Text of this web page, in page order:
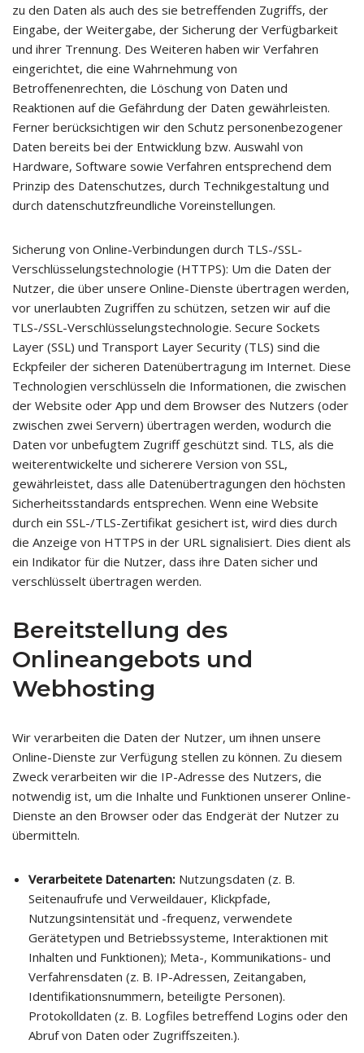
zu den Daten als auch des sie betreffenden Zugriffs, der
Eingabe, der Weitergabe, der Sicherung der Verfügbarkeit
und ihrer Trennung. Des Weiteren haben wir Verfahren
eingerichtet, die eine Wahrnehmung von
Betroffenenrechten, die Löschung von Daten und
Reaktionen auf die Gefährdung der Daten gewährleisten.
Ferner berücksichtigen wir den Schutz personenbezogener
Daten bereits bei der Entwicklung bzw. Auswahl von
Hardware, Software sowie Verfahren entsprechend dem
Prinzip des Datenschutzes, durch Technikgestaltung und
durch datenschutzfreundliche Voreinstellungen.
Sicherung von Online-Verbindungen durch TLS-/SSL-
Verschlüsselungstechnologie (HTTPS): Um die Daten der
Nutzer, die über unsere Online-Dienste übertragen werden,
vor unerlaubten Zugriffen zu schützen, setzen wir auf die
TLS-/SSL-Verschlüsselungstechnologie. Secure Sockets
Layer (SSL) und Transport Layer Security (TLS) sind die
Eckpfeiler der sicheren Datenübertragung im Internet. Diese
Technologien verschlüsseln die Informationen, die zwischen
der Website oder App und dem Browser des Nutzers (oder
zwischen zwei Servern) übertragen werden, wodurch die
Daten vor unbefugtem Zugriff geschützt sind. TLS, als die
weiterentwickelte und sicherere Version von SSL,
gewährleistet, dass alle Datenübertragungen den höchsten
Sicherheitsstandards entsprechen. Wenn eine Website
durch ein SSL-/TLS-Zertifikat gesichert ist, wird dies durch
die Anzeige von HTTPS in der URL signalisiert. Dies dient als
ein Indikator für die Nutzer, dass ihre Daten sicher und
verschlüsselt übertragen werden.
Bereitstellung des
Onlineangebots und
Webhosting
Wir verarbeiten die Daten der Nutzer, um ihnen unsere
Online-Dienste zur Verfügung stellen zu können. Zu diesem
Zweck verarbeiten wir die IP-Adresse des Nutzers, die
notwendig ist, um die Inhalte und Funktionen unserer Online-
Dienste an den Browser oder das Endgerät der Nutzer zu
übermitteln.
Verarbeitete Datenarten: Nutzungsdaten (z. B.
Seitenaufrufe und Verweildauer, Klickpfade,
Nutzungsintensität und -frequenz, verwendete
Gerätetypen und Betriebssysteme, Interaktionen mit
Inhalten und Funktionen); Meta-, Kommunikations- und
Verfahrensdaten (z. B. IP-Adressen, Zeitangaben,
Identifikationsnummern, beteiligte Personen).
Protokolldaten (z. B. Logfiles betreffend Logins oder den
Abruf von Daten oder Zugriffszeiten.).